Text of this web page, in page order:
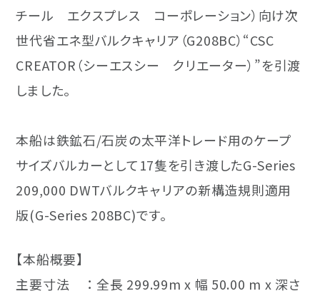
サービス
修理・改造
エンジニアリング
チール エクスプレス コーポレーション）向け次
世代省エネ型バルクキャリア（G208BC）“CSC
CREATOR（シーエスシー クリエーター）”を引渡
しました。
本船は鉄鉱石/石炭の太平洋トレード用のケープ
サイズバルカーとして17隻を引き渡したG-Series
209,000 DWTバルクキャリアの新構造規則適用
版(G-Series 208BC)です。
【本船概要】
主要寸法 ： 全長 299.99m x 幅 50.00 m x 深さ